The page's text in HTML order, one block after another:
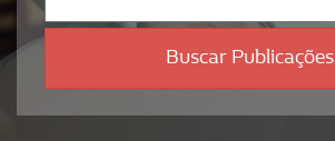
Buscar Publicações